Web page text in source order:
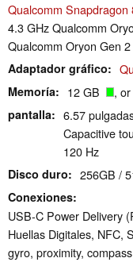
Qualcomm Snapdragon
4.3 GHz Qualcomm
Qualcomm Oryon Gen
Adaptador gráfico
Memoría 12 GB ,
pantalla
6.57
Capacitive
120 Hz
Disco duro 256GB /
Conexiones
USB-C Power Delivery
Huellas Digitales, NFC,
gyro, proximity, compass